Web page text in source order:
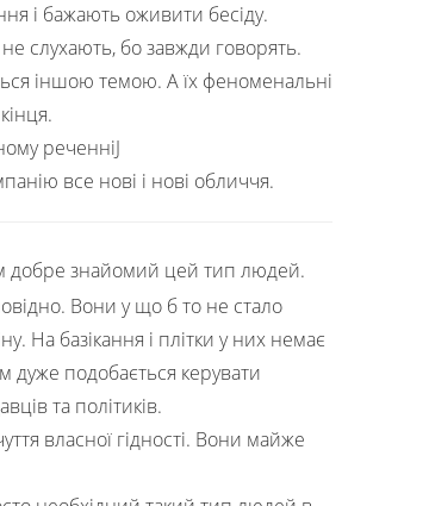
і бажають оживити бесіду.
слухають, бо завжди говорять.
іншою темою. А їх феноменальні
реченніJ
все нові і нові обличчя.
добре знайомий цей тип людей.
Вони у що б то не стало
На базікання і плітки у них немає
дуже подобається керувати
та політиків.
власної гідності. Вони майже